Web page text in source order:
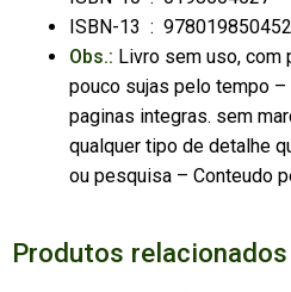
ISBN-13 ‏ : ‎
Obs.: Livro sem uso, com
pouco sujas pelo tempo –
paginas integras. sem
qualquer tipo de detalhe
ou pesquisa – Conteudo
Produtos relacionados